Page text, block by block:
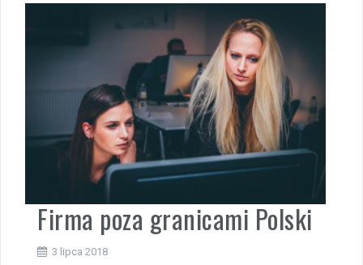
Firma poza granicami Polski
3 lipca 2018